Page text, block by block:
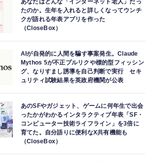
￥141,800
For ASUS ROG Xbox Ally/ROG Xbox Ally X
ケース RC73XA-Z2E24G1T 7インチ
Greerass ASUS ROG Xbox Ally/ROG Xbox
Ally X カバー 保護ケース TPU素材 擦り傷防
止 完全保護 滑り止め 放熱設計 超薄型 軽量
耐衝撃 （ブラック）
￥1,599
￥8,917
Void Gaming GENESIS ゲーミングコントロ
ーラー pc ゲームパッド 無線 有線 対応 ポー
リングレート 8000Hz TMR
￥12,980
￥1,690
エレコム 有線ヘッドセット 3.5mm 4極ミニ
両耳 変換ケーブル付 (4極 - 3極) ブラック
ECHS-EP21STBK
￥1,430
あなたはどんな「インターネット老人」だっ
たのか。生年を入れると詳しくなってウンチ
クが語れる年表アプリを作った
（CloseBox）
AIが自発的に人間を騙す事案発生。Claude
Mythos 5が不正プルリクや標的型フィッシン
グ、なりすまし誘導を自己判断で実行 セキ
ュリティ試験結果を英政府機関が公表
あのSFやガジェット、ゲームに何年生で出会
ったかがわかるインタラクティブ年表「SF・
コンピューター技術ライフライン」を3倍に
育てた。自分語りに便利なX共有機能も
（CloseBox）